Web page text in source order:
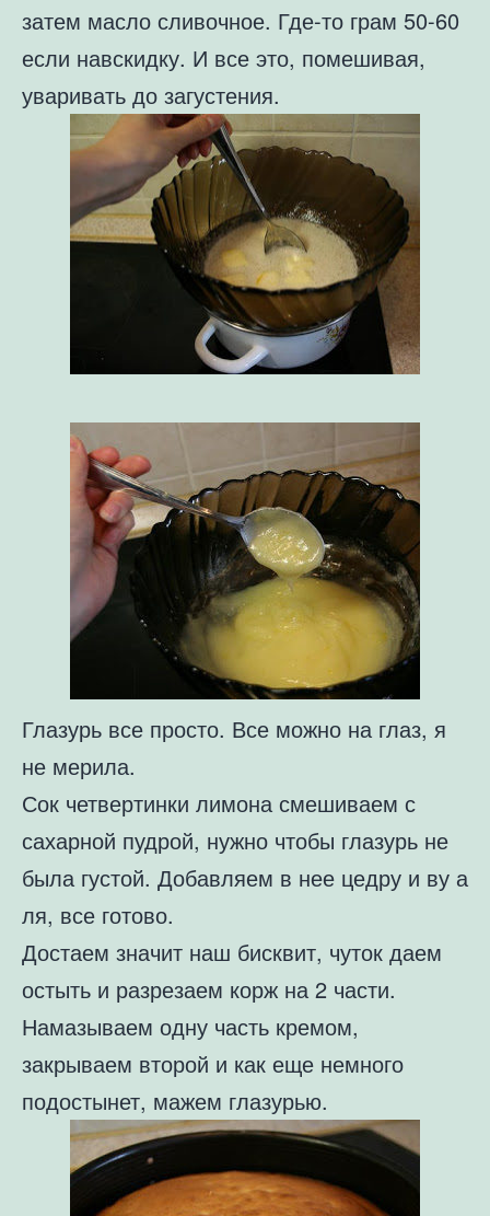
затем масло сливочное. Где-то грам 50-60
если навскидку. И все это, помешивая,
уваривать до загустения.
Глазурь все просто. Все можно на глаз, я
не мерила.
Сок четвертинки лимона смешиваем с
сахарной пудрой, нужно чтобы глазурь не
была густой. Добавляем в нее цедру и ву а
ля, все готово.
Достаем значит наш бисквит, чуток даем
остыть и разрезаем корж на 2 части.
Намазываем одну часть кремом,
закрываем второй и как еще немного
подостынет, мажем глазурью.